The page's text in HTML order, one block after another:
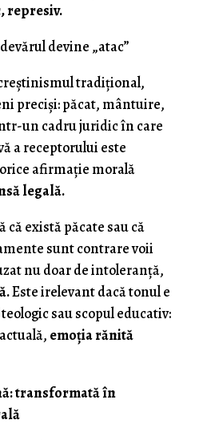
represiv.
devine „atac”
tradițional,
preciși: păcat, mântuire,
un cadru juridic în care
a receptorului este
afirmație morală
legală.
că există păcate sau că
sunt contrare voii
nu doar de intoleranță,
Este irelevant dacă tonul e
sau scopul educativ:
emoția rănită
transformată în